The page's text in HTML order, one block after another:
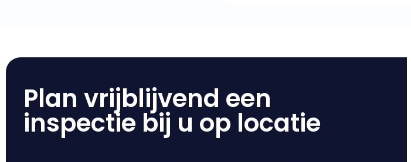
Plan vrijblijvend een
inspectie bij u op locatie